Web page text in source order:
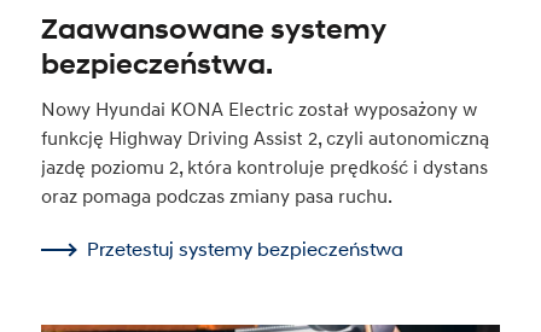
Zaawansowane systemy
bezpieczeństwa.
Nowy Hyundai KONA Electric został wyposażony w
funkcję Highway Driving Assist 2, czyli autonomiczną
jazdę poziomu 2, która kontroluje prędkość i dystans
oraz pomaga podczas zmiany pasa ruchu.
Przetestuj systemy bezpieczeństwa